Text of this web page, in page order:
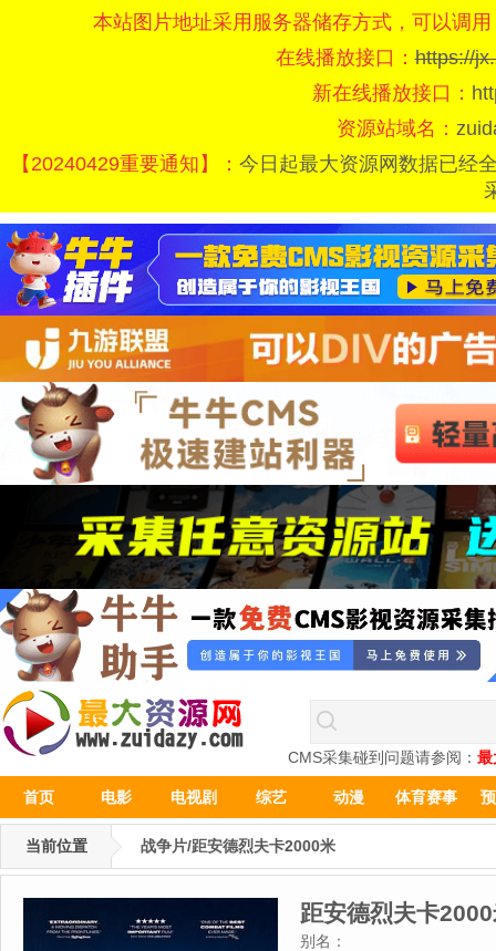
本站图片地址采用服务器储存方式，可以调
在线播放接口：https://
新在线播放接口：
资源站域名：
【20240429重要通知】： 今日起最大资源网数据已经
CMS采集碰到问题请参阅： 最
首页 电影 电视剧 综艺 动漫 体育赛事
当前位置 战争片/距安德烈夫卡2000米
距安德烈夫卡
别名：